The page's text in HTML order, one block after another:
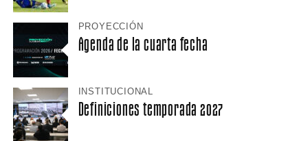
PROYECCIÓN
Agenda de la cuarta fecha
INSTITUCIONAL
Definiciones temporada 2027